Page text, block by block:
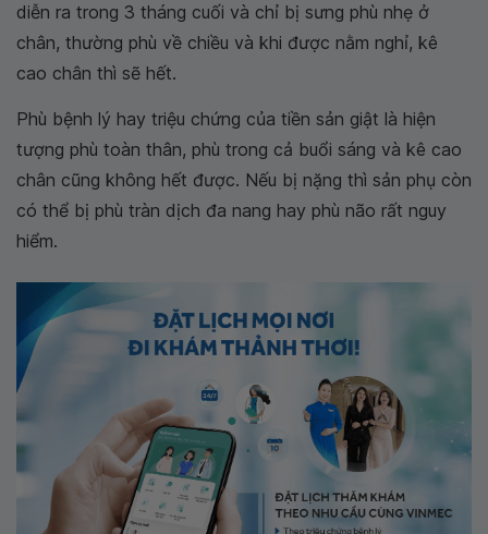
diễn ra trong 3 tháng cuối và chỉ bị sưng phù nhẹ ở
chân, thường phù về chiều và khi được nằm nghỉ, kê
cao chân thì sẽ hết.
Phù bệnh lý hay triệu chứng của tiền sản giật là hiện
tượng phù toàn thân, phù trong cả buổi sáng và kê cao
chân cũng không hết được. Nếu bị nặng thì sản phụ còn
có thể bị phù tràn dịch đa nang hay phù não rất nguy
hiểm.